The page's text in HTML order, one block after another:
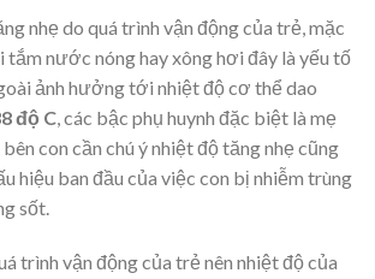
nhẹ do quá trình vận động của trẻ, mặc
tắm nước nóng hay xông hơi đây là yếu tố
ảnh hưởng tới nhiệt độ cơ thể dao
độ C , các bậc phụ huynh đặc biệt là mẹ
con cần chú ý nhiệt độ tăng nhẹ cũng
hiệu ban đầu của việc con bị nhiễm trùng
sốt.
trình vận động của trẻ nên nhiệt độ của